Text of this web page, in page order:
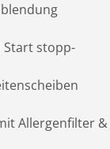
Start­ stopp-
Allergenfilter &